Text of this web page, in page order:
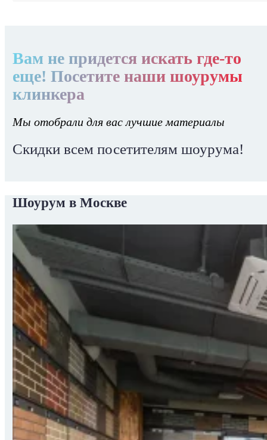
Вам не придется искать где-то
еще! Посетите наши шоурумы
клинкера
Мы отобрали для вас лучшие материалы
Скидки всем посетителям шоурума!
Шоурум в Москве